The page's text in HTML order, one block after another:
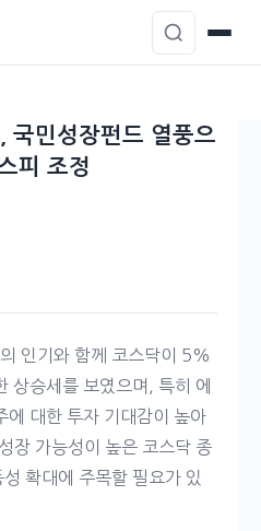
국민성장펀드 열풍으
피 조정
인기와 함께 코스닥이 5%
상승세를 보였으며, 특히 에
에 대한 투자 기대감이 높아
장 가능성이 높은 코스닥 종
확대에 주목할 필요가 있